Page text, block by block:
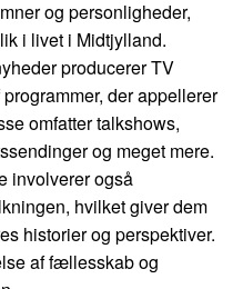
og personligheder,
i livet i Midtjylland.
producerer TV
der appellerer
omfatter talkshows,
og meget mere.
involverer også
hvilket giver dem
historier og perspektiver.
af fællesskab og